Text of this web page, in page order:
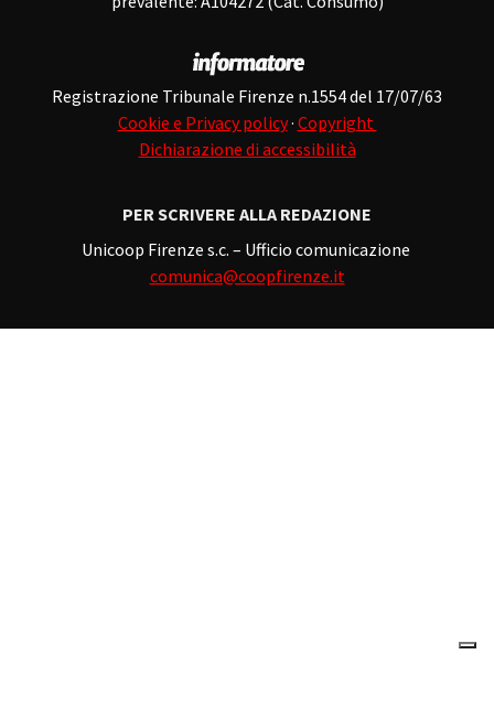
Registrazione Tribunale Firenze n.1554 del 17/07/63
Cookie e Privacy policy· Copyright
Dichiarazione di accessibilità
PER SCRIVERE ALLA REDAZIONE
Unicoop Firenze s.c. – Ufficio comunicazione
comunica@coopfirenze.it